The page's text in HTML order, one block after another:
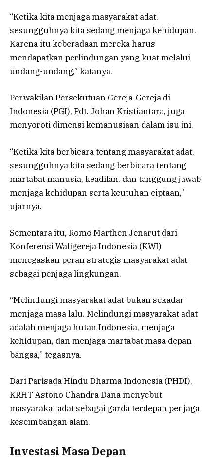
“Ketika kita menjaga masyarakat adat,
sesungguhnya kita sedang menjaga kehidupan.
Karena itu keberadaan mereka harus
mendapatkan perlindungan yang kuat melalui
undang-undang,” katanya.
PerwakilanPersekutuan Gereja-Gereja di
Indonesia (PGI), Pdt. Johan Kristiantara, juga
menyoroti dimensi kemanusiaan dalam isu ini.
“Ketika kita berbicara tentang masyarakat adat,
sesungguhnya kita sedang berbicara tentang
martabat manusia, keadilan, dan tanggung jawab
menjaga kehidupan serta keutuhan ciptaan,”
ujarnya.
Sementara itu, Romo Marthen Jenarut dari
Konferensi Waligereja Indonesia (KWI)
menegaskan peran strategis masyarakat adat
sebagai penjaga lingkungan.
“Melindungi masyarakat adat bukan sekadar
menjaga masa lalu. Melindungi masyarakat adat
adalah menjaga hutan Indonesia, menjaga
kehidupan, dan menjaga martabat masa depan
bangsa,” tegasnya.
DariParisada Hindu Dharma Indonesia (PHDI),
KRHT Astono Chandra Dana menyebut
masyarakat adat sebagai garda terdepan penjaga
keseimbangan alam.
Investasi Masa Depan